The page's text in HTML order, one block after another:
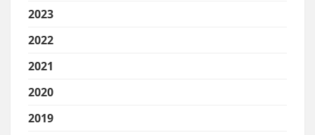
2023
2022
2021
2020
2019